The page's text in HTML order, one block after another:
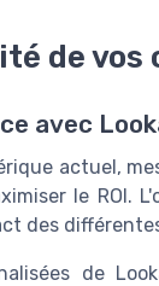
de vos
avec
actuel,
le ROI.
des
de